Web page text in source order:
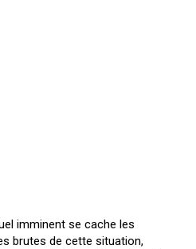
imminent se cache les
brutes de cette situation,